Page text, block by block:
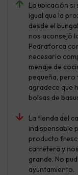
La ubicación
igual que la
desde el
nos aconsejó
Pedraforca
necesario
menaje de
pequeña, pero
agradece que
bolsas de
La tienda del
indispensable
producto
carretera y
grande. No
ayuntamiento.